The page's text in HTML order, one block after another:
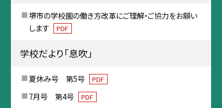
堺市の学校園の働き方改革にご理解・ご協力をお願い
します
PDF
学校だより「息吹」
夏休み号 第5号 PDF
7月号 第4号 PDF